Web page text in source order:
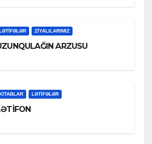
ZİYALILARIMIZ
ARZUSU
LƏTIFƏLƏR